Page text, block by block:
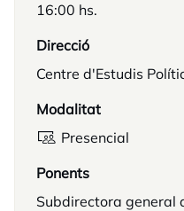
16:00 hs.
Direcció
Centre d'Estudis
Modalitat
Presencial
Ponents
Subdirectora general